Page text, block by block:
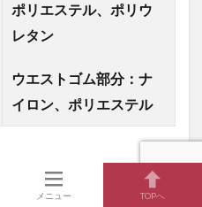
ポリエステル、ポリウ
レタン
ウエストゴム部分：ナ
イロン、ポリエステル
メニュー TOPへ